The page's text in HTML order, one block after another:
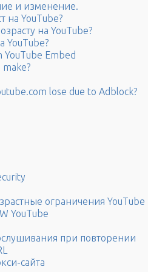
и изменение.
на YouTube?
на YouTube?
YouTube?
Embed
lose due to Adblock?
ограничения YouTube
YouTube
при повторении
сайта